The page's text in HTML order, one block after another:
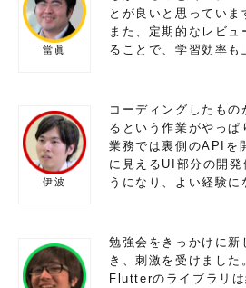
當眞
とが良いと思っていま
また、定期的なレビ
ることで、学習効率も
伊波
コーディングしたも
るという作業がやっぱ
業務では裏側のAPIを
に見えるUI部分の開発
うになり、よい経験に
勉強会をきっかけに新
き、刺激を受けました
Flutterのライブラリ